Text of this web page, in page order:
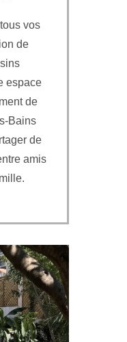
vos
de
espace
de
Bains
de
amis